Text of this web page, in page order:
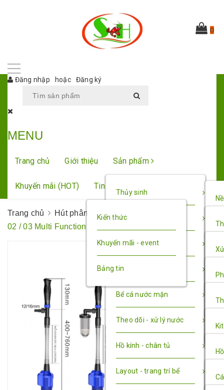
0
Đăng nhập hoặc Đăng ký
MENU
Trang chủ Giới thiệu Sản phẩm
Thủy sinh
Cá - tép - ốc cảnh
Ao hồ - sân vườn
Bán cạn - tiểu cảnh
Bể cá nước mặn
Theo dõi - xử lý nước
Vi
Hồ kính - chân tủ
Layout - trang trí bể
Khuyến mãi (HOT) Tin tức
Kiến thức
Khuyến mãi - event
Bảng tin
Trang chủ Hút phân cặn
Máy hút cặn Sunsun HXS
02 / 03 Multi Function